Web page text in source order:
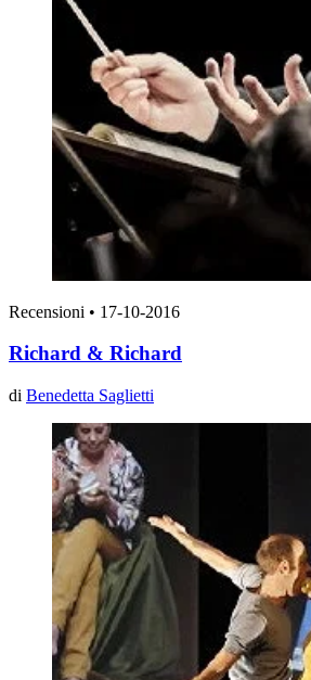
Recensioni • 17-10-2016
Richard & Richard
di Benedetta Saglietti